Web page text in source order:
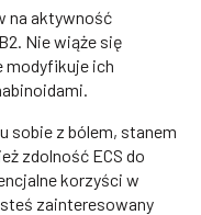
na aktywność
Nie wiąże się
modyfikuje ich
sobie z bólem, stanem
zdolność ECS do
korzyści w
zainteresowany